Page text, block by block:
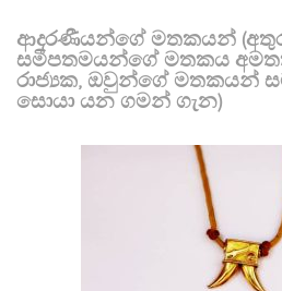
ආදරණීයන්ගේ මතකයන්
සමීපතමයන්ගේ මතකය
රාජ්‍යක, ඔවුන්ගේ මතකයන්
සොයා යන ගමන් ගැන)